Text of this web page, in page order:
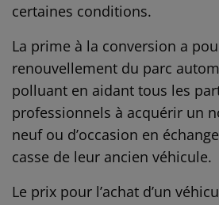
certaines conditions.
La prime à la conversion a
renouvellement du parc
polluant en aidant tous les
professionnels à acquérir un
neuf ou d’occasion en
casse de leur ancien véhicule.
Le prix pour l’achat d’un